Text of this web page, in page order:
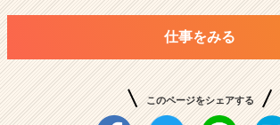
仕事をみる
このページをシェアする